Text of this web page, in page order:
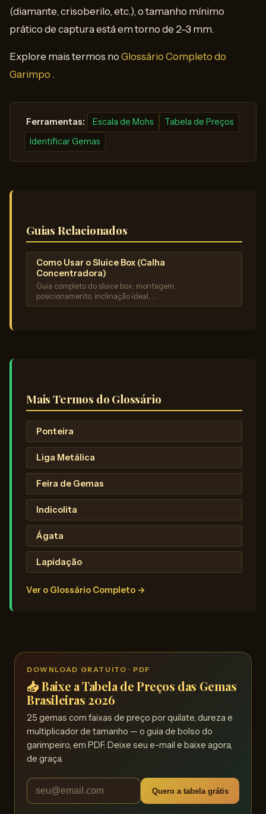
(diamante, crisoberilo, etc.), o tamanho mínimo
prático de captura está em torno de 2–3 mm.
Explore mais termos no Glossário Completo do
Garimpo .
️ Ferramentas: Escala de Mohs
Tabela de Preços
Identificar Gemas
Guias Relacionados
Como Usar o Sluice Box (Calha
Concentradora)
Guia completo do sluice box: montagem,
posicionamento, inclinação ideal, …
Mais Termos do Glossário
Ponteira
Liga Metálica
Feira de Gemas
Indicolita
Ágata
Lapidação
Ver o Glossário Completo →
DOWNLOAD GRATUITO · PDF
📥 Baixe a Tabela de Preços das Gemas
Brasileiras 2026
25 gemas com faixas de preço por quilate, dureza e
multiplicador de tamanho — o guia de bolso do
garimpeiro, em PDF. Deixe seu e-mail e baixe agora,
de graça.
Quero a tabela grátis